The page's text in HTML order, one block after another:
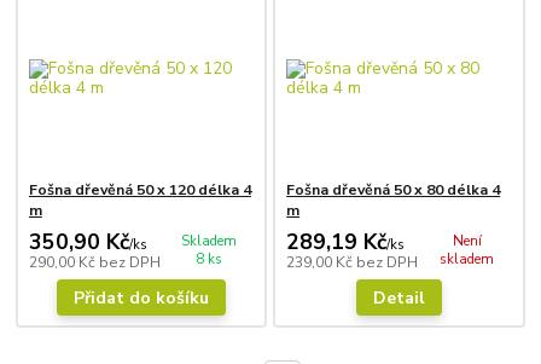
Fošna dřevěná 50 x 120 délka 4
m
350,90 Kč/ks
290,00 Kč bez DPH
Skladem
8 ks
Přidat do košíku
Fošna dřevěná 50 x 80 délka 4
m
289,19 Kč/ks
239,00 Kč bez DPH
Není
skladem
Detail